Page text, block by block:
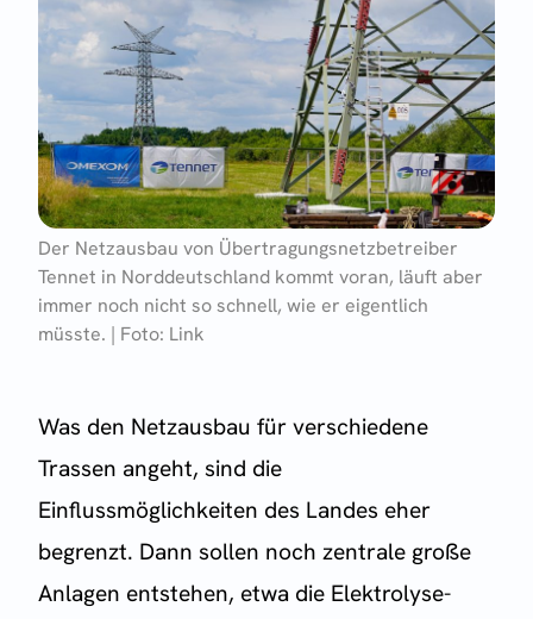
Der Netzausbau von Übertragungsnetzbetreiber
Tennet in Norddeutschland kommt voran, läuft aber
immer noch nicht so schnell, wie er eigentlich
müsste. | Foto: Link
Was den Netzausbau für verschiedene
Trassen angeht, sind die
Einflussmöglichkeiten des Landes eher
begrenzt. Dann sollen noch zentrale große
Anlagen entstehen, etwa die Elektrolyse-